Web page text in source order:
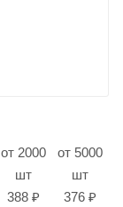
от 2000
шт
388 ₽
от 5000
шт
376 ₽